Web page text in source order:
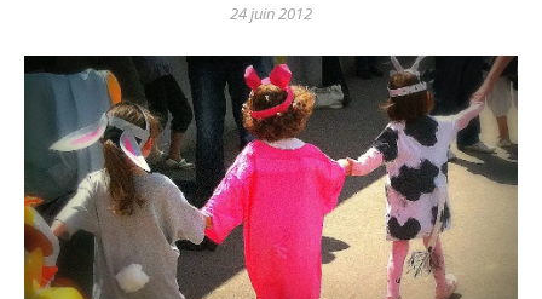
24 juin 2012